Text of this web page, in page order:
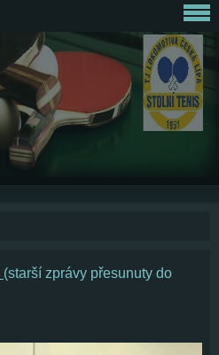
(starší zprávy přesunuty do